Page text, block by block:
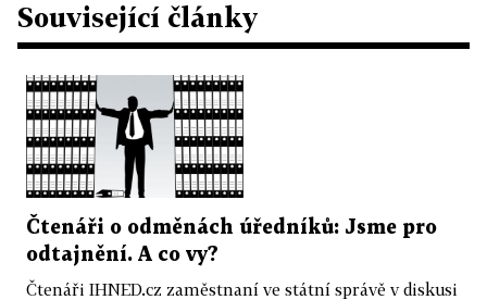
Související články
Čtenáři o odměnách úředníků: Jsme pro
odtajnění. A co vy?
Čtenáři IHNED.cz zaměstnaní ve státní správě v diskusi